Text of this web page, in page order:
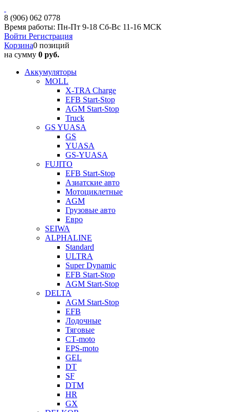
8 (906) 062 0778
Время работы: Пн-Пт 9-18 Сб-Вс 11-16 МСК
Войти Регистрация
Корзина0 позиций
на сумму 0 руб.
Аккумуляторы
MOLL
X-TRA Charge
EFB Start-Stop
AGM Start-Stop
Truck
GS YUASA
GS
YUASA
GS-YUASA
FUJITO
EFB Start-Stop
Азиатские авто
Мотоциклетные
AGM
Грузовые авто
Евро
SEIWA
ALPHALINE
Standard
ULTRA
Super Dynamic
EFB Start-Stop
AGM Start-Stop
DELTA
AGM Start-Stop
EFB
Лодочные
Тяговые
СТ-moto
EPS-moto
GEL
DT
SF
DTM
HR
GX